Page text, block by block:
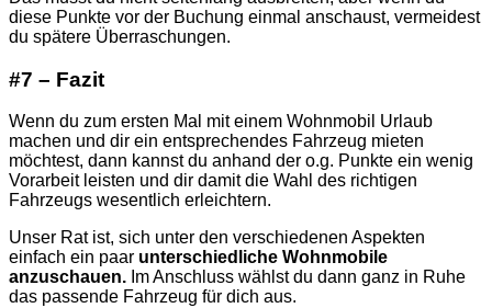
diese Punkte vor der Buchung einmal anschaust, vermeidest
du spätere Überraschungen.
#7 – Fazit
Wenn du zum ersten Mal mit einem Wohnmobil Urlaub
machen und dir ein entsprechendes Fahrzeug mieten
möchtest, dann kannst du anhand der o.g. Punkte ein wenig
Vorarbeit leisten und dir damit die Wahl des richtigen
Fahrzeugs wesentlich erleichtern.
Unser Rat ist, sich unter den verschiedenen Aspekten
einfach ein paar unterschiedliche Wohnmobile
anzuschauen. Im Anschluss wählst du dann ganz in Ruhe
das passende Fahrzeug für dich aus.